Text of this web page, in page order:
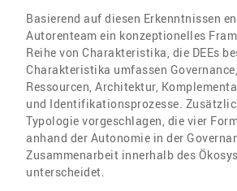
Basierend auf diesen Erkenntnissen
Autorenteam ein konzeptionelles
Reihe von Charakteristika, die DEEs
Charakteristika umfassen
Ressourcen, Architektur,
und Identifikationsprozesse.
Typologie vorgeschlagen, die vier
anhand der Autonomie in der
Zusammenarbeit innerhalb des
unterscheidet.